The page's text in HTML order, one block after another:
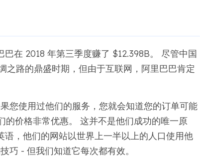
巴在 2018 年第三季度赚了 $12.398B。 尽管中国
之路的鼎盛时期，但由于互联网，阿里巴巴肯定
您使用过他们的服务，您就会知道您的订单可能
价格非常优惠。 这并不是他们成功的唯一原
，他们的网站以世界上一半以上的人口使用他
巧 - 但我们知道它每次都有效。